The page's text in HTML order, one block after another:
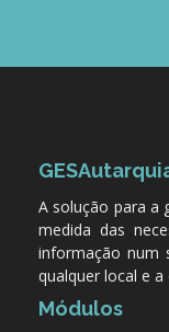
A solução para a
medida das
informação num
qualquer local e
Módulos